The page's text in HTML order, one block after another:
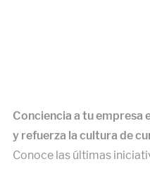
Conciencia a tu
y refuerza la cultura de
Conoce las últimas